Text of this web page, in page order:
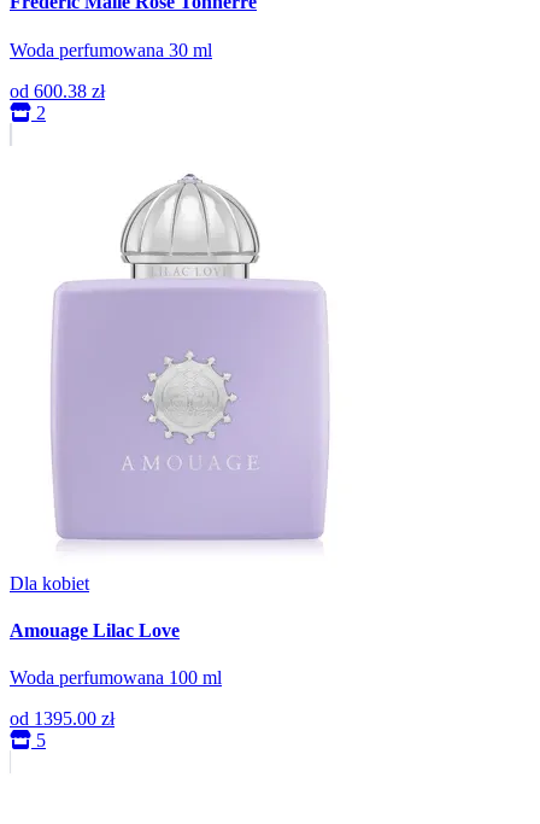
Woda perfumowana 30 ml
od 600.38 zł
2
Dla kobiet
Amouage Lilac Love
Woda perfumowana 100 ml
od 1395.00 zł
5